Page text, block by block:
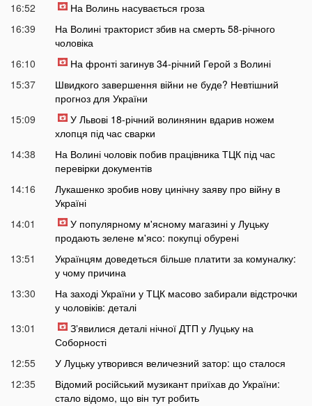
16:52
На Волинь насувається гроза
16:39
На Волині тракторист збив на смерть 58-річного
чоловіка
16:10
На фронті загинув 34-річний Герой з Волині
15:37
Швидкого завершення війни не буде? Невтішний
прогноз для України
15:09
У Львові 18-річний волинянин вдарив ножем
хлопця під час сварки
14:38
На Волині чоловік побив працівника ТЦК під час
перевірки документів
14:16
Лукашенко зробив нову цинічну заяву про війну в
Україні
14:01
У популярному м'ясному магазині у Луцьку
продають зелене м'ясо: покупці обурені
13:51
Українцям доведеться більше платити за комуналку:
у чому причина
13:30
На заході України у ТЦК масово забирали відстрочки
у чоловіків: деталі
13:01
Зʼявилися деталі нічної ДТП у Луцьку на
Соборності
12:55
У Луцьку утворився величезний затор: що сталося
12:35
Відомий російський музикант приїхав до України:
стало відомо, що він тут робить